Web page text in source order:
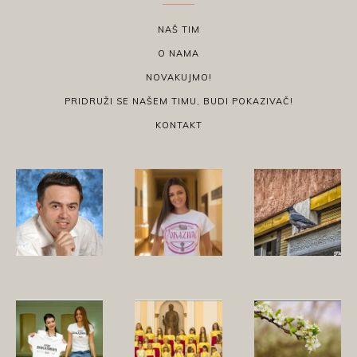
NAŠ TIM
O NAMA
NOVAKUJMO!
PRIDRUŽI SE NAŠEM TIMU, BUDI POKAZIVAČ!
KONTAKT